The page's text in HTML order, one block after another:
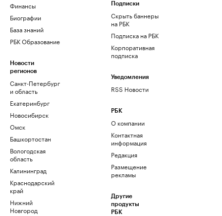
Финансы
Биографии
База знаний
РБК Образование
Новости
регионов
Санкт-Петербург
и область
Екатеринбург
Новосибирск
Омск
Башкортостан
Вологодская
область
Калининград
Краснодарский
край
Нижний
Новгород
Подписки
Скрыть баннеры
на РБК
Подписка на РБК
Корпоративная
подписка
Уведомления
RSS Новости
РБК
О компании
Контактная
информация
Редакция
Размещение
рекламы
Другие
продукты
РБК